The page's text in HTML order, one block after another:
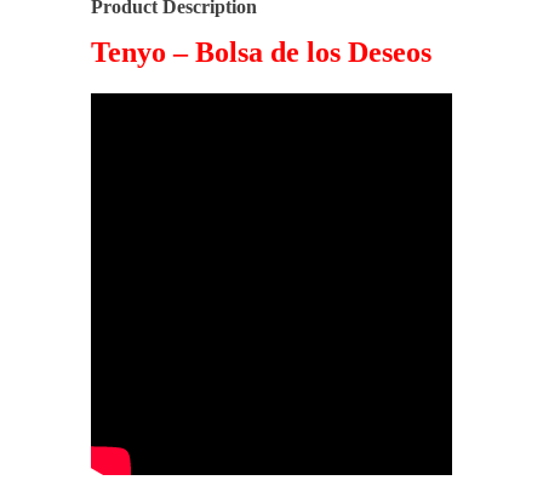
Product Description
Tenyo – Bolsa de los Deseos